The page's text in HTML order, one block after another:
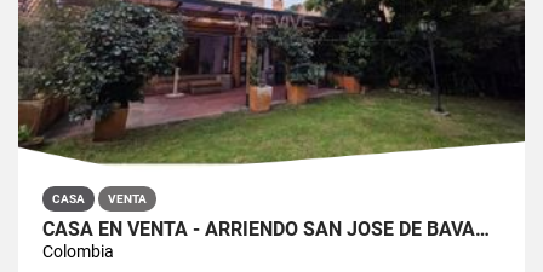
CASA VENTA
CASA EN VENTA - ARRIENDO SAN JOSÉ DE BAVARIA
Colombia